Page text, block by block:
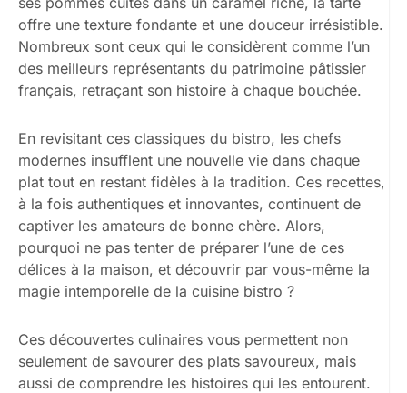
offre une texture fondante et une douceur irrésistible.
Nombreux sont ceux qui le considèrent comme l’un
des meilleurs représentants du patrimoine pâtissier
français, retraçant son histoire à chaque bouchée.
En revisitant ces classiques du bistro, les chefs
modernes insufflent une nouvelle vie dans chaque
plat tout en restant fidèles à la tradition. Ces recettes,
à la fois authentiques et innovantes, continuent de
captiver les amateurs de bonne chère. Alors,
pourquoi ne pas tenter de préparer l’une de ces
délices à la maison, et découvrir par vous-même la
magie intemporelle de la cuisine bistro ?
Ces découvertes culinaires vous permettent non
seulement de savourer des plats savoureux, mais
aussi de comprendre les histoires qui les entourent.